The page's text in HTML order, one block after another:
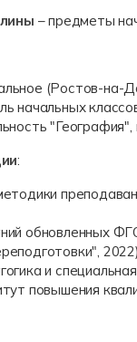
– предметы
(Ростов-на-
начальных
:
обновленных
2022)
и
повышения